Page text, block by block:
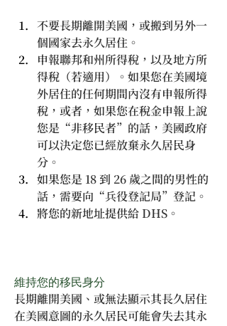
不要長期離開美國，或搬到另外一
個國家去永久居住。
申報聯邦和州所得稅，以及地方所
得稅（若適用）。如果您在美國境
外居住的任何期間內沒有申報所得
稅，或者，如果您在稅金申報上說
您是“非移民者”的話，美國政府
可以決定您已經放棄永久居民身
分。
如果您是 18 到 26 歲之間的男性的
話，需要向“兵役登記局”登記。
將您的新地址提供給 DHS。
維持您的移民身分
長期離開美國、或無法顯示其長久居住
在美國意圖的永久居民可能會失去其永